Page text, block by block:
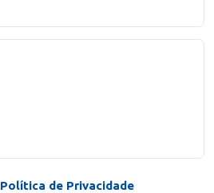
Política de Privacidade